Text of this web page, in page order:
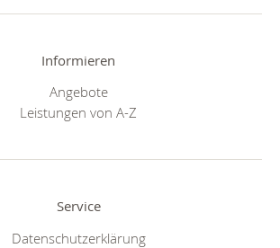
Informieren
Angebote
Leistungen von A-Z
Service
Datenschutzerklärung